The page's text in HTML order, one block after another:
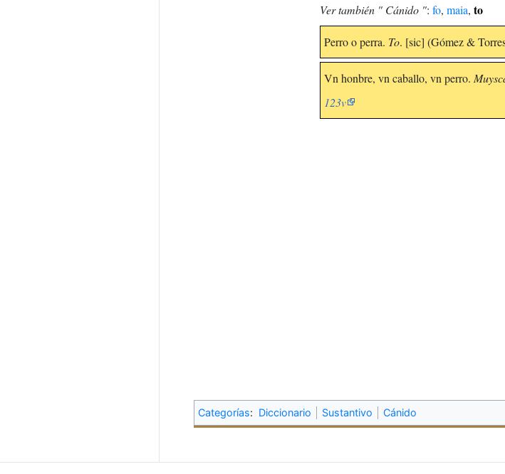
Ver también " Cánido ":fo,maia,to
Perro o perra. To. [sic] (Gómez &
Vn honbre, vn caballo, vn perro.
123v
Categorías: Diccionario Sustantivo Cánido